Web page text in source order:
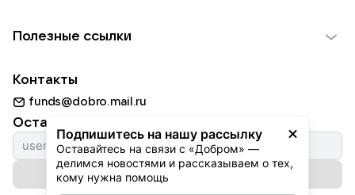
Подпишитесь на нашу рассылку
Оставайтесь на связи с «Добром» —
делимся новостями и рассказываем о тех,
кому нужна помощь
Использование материалов
Для НКО
Партнерам
Пожилым
Животным
Природе
Культуре
Фондам
Полезные ссылки
Добрый день
Истории
Автоплатежи
Контакты
funds@dobro.mail.ru
Оставайтесь с нами
Подписаться на рассылку